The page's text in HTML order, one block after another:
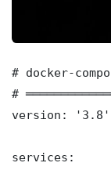
# docker-
#
version: '3.8'
services: